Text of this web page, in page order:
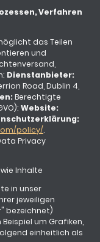
Verfahren
das Teilen
und
Dienstanbieter:
Road, Dublin 4,
Berechtigte
Website:
policy/.
Privacy
Inhalte
in unser
jeweiligen
bezeichnet)
um Grafiken,
einheitlich als